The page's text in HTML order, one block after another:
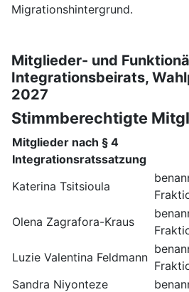
Migrationshintergrund.
Mitglieder- und
Integrationsbeirats,
2027
Stimmberechtigte
Mitglieder nach § 4
Integrationsratssatzung
Katerina Tsitsioula
Olena Zagrafora-Kraus
Luzie Valentina Feldmann
Sandra Niyonteze